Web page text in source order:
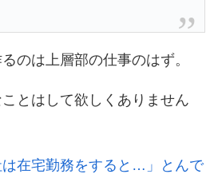
のは上層部の仕事のはず。
とはして欲しくありません
は在宅勤務をすると…」とんで